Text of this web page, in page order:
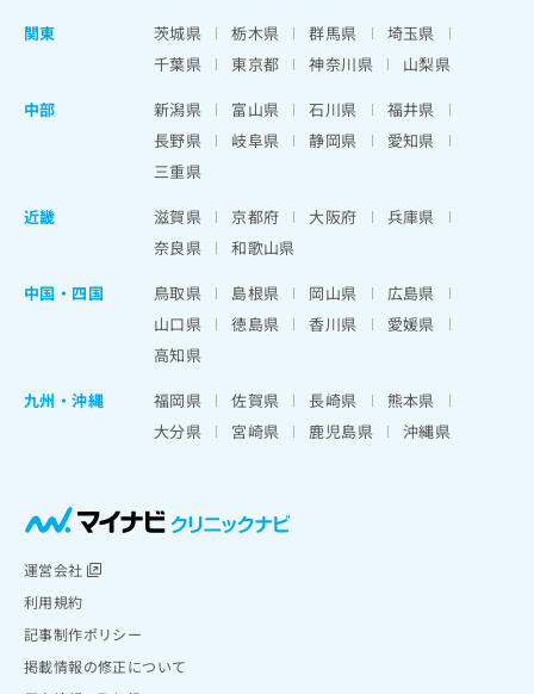
関東
茨城県 栃木県 群馬県
埼玉県
千葉県
東京都 神奈川県
山梨県
中部
新潟県 富山県 石川県
福井県
長野県
岐阜県 静岡県
愛知県
三重県
近畿
滋賀県 京都府 大阪府
兵庫県
奈良県
和歌山県
中国・四国
鳥取県 島根県 岡山県
広島県
山口県
徳島県 香川県
愛媛県
高知県
九州・沖縄
福岡県 佐賀県 長崎県
熊本県
大分県
宮崎県 鹿児島県 沖縄県
運営会社
利用規約
記事制作ポリシー
掲載情報の修正について